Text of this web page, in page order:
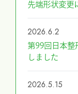
先端形状変更
2026.6.2
第99回日本整
しました
2026.5.15